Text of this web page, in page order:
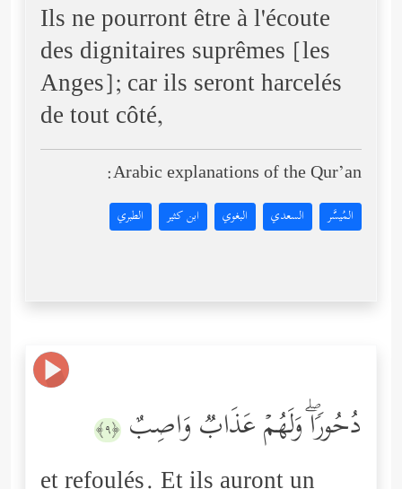
Ils ne pourront être à l'écoute
des dignitaires suprêmes [les
Anges]; car ils seront harcelés
de tout côté,
Arabic explanations of the Qur’an:
المُيسَّر السعدي البغوي ابن كثير الطبري
دُحُورࣰاۖ وَلَهُمۡ عَذَابࣱ وَاصِبٌ ﴿٩﴾